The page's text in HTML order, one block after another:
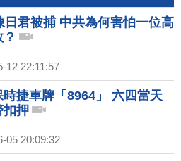
日君被捕 中共為何害怕一位高
12 22:11:57
時捷車牌「8964」 六四當天
扣押
05 20:09:32